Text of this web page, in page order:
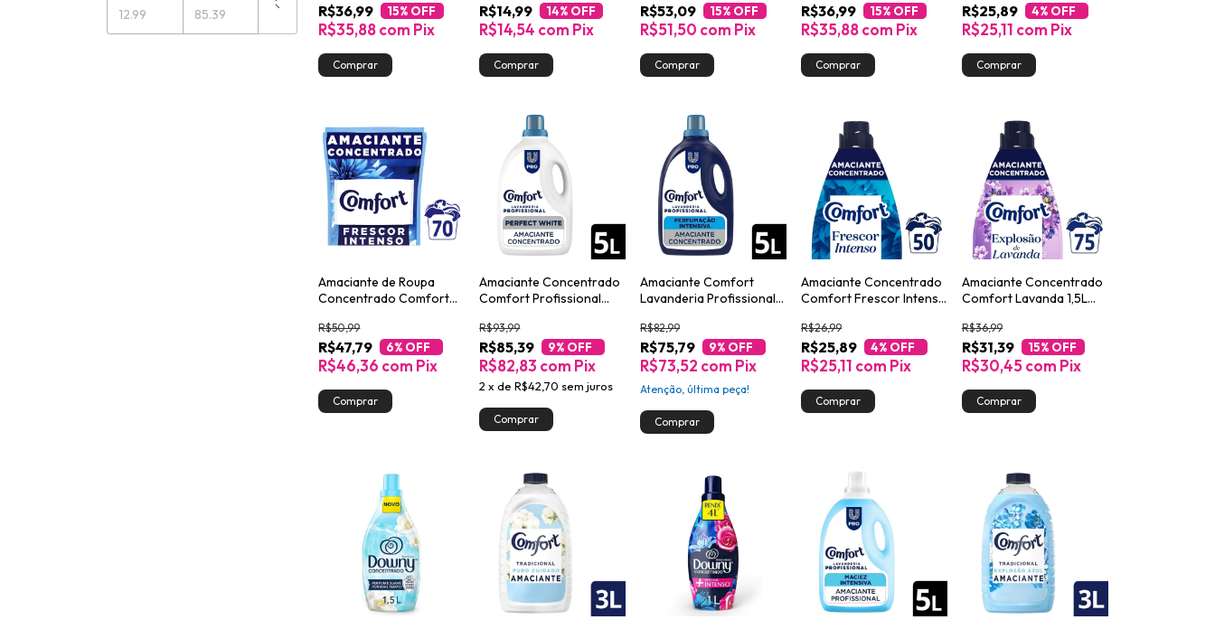
R$36,99 15% OFF
R$35,88com Pix
R$14,99 14% OFF
R$14,54 com Pix
R$53,09 15% OFF
R$51,50 com Pix
R$36,99 15% OFF
R$35,88com Pix
R$25,89 4% OFF
R$25,11 com Pix
Amaciante de Roupa
Concentrado Comfort
R$47,79
R$50,99
6% OFF
R$46,36 com Pix
Amaciante Concentrado
Comfort Profissional
R$85,39
R$93,99
9% OFF
2 xdeR$42,70 sem juros
R$82,83 com Pix
Amaciante Comfort
Lavanderia Profissional
R$75,79
R$82,99
9% OFF
R$73,52 com Pix
Atenção, última peça!
Amaciante Concentrado
Comfort Frescor Intenso
R$25,89
R$26,99
4% OFF
R$25,11 com Pix
Amaciante Concentrado
Comfort Lavanda 1,5L
R$31,39
R$36,99
15% OFF
R$30,45com Pix